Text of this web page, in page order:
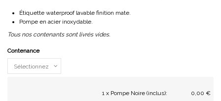
Étiquette waterproof lavable finition mate.
Pompe en acier inoxydable.
Tous nos contenants sont livrés vides.
Contenance
1 x Pompe Noire (inclus):
0,00 €